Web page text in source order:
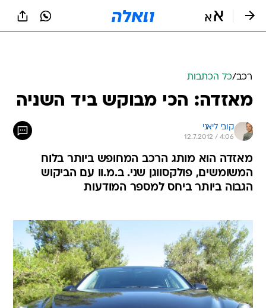
רכב/כל הכתבות
מאזדה: הכי מבוקש ביד השניה
קובי ליאני
12.7.2012 / 4:06
מאזדה הוא מותג הרכב המחופש ביותר בלוח
המשומשים, פולקסווגן שני. ב.מ.וו עם הביקוש
הגבוה ביותר ביחס למספר המודעות